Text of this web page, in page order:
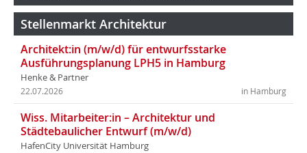
Stellenmarkt Architektur
Architekt:in (m/w/d) für entwurfsstarke
Ausführungsplanung LPH5 in Hamburg
Henke & Partner
in Hamburg
22.07.2026
Wiss. Mitarbeiter:in – Architektur und
Städtebaulicher Entwurf (m/w/d)
HafenCity Universität Hamburg